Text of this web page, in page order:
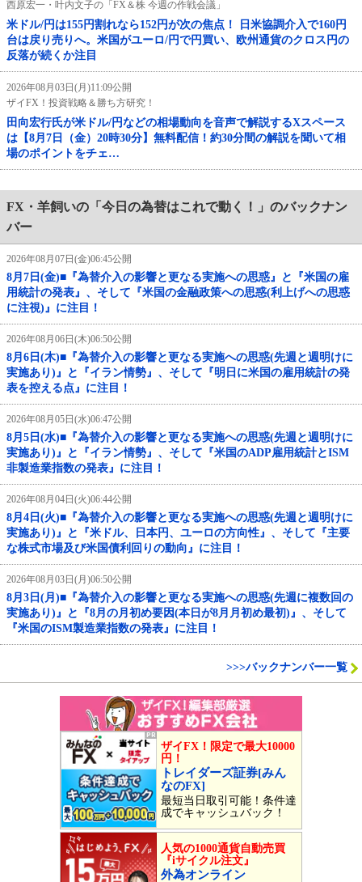
西原宏一・叶内文子の「FX＆株 今週の作戦会議」
米ドル/円は155円割れなら152円が次の焦点！ 日米協調介入で160円
台は戻り売りへ。米国がユーロ/円で円買い、欧州通貨のクロス円の
反落が続くか注目
2026年08月03日(月)11:09公開
ザイFX！投資戦略＆勝ち方研究！
田向宏行氏が米ドル/円などの相場動向を音声で解説するXスペース
は【8月7日（金）20時30分】無料配信！約30分間の解説を聞いて相
場のポイントをチェ…
FX・羊飼いの「今日の為替はこれで動く！」のバックナン
バー
2026年08月07日(金)06:45公開
8月7日(金)■『為替介入の影響と更なる実施への思惑』と『米国の雇
用統計の発表』、そして『米国の金融政策への思惑(利上げへの思惑
に注視)』に注目！
2026年08月06日(木)06:50公開
8月6日(木)■『為替介入の影響と更なる実施への思惑(先週と週明けに
実施あり)』と『イラン情勢』、そして『明日に米国の雇用統計の発
表を控える点』に注目！
2026年08月05日(水)06:47公開
8月5日(水)■『為替介入の影響と更なる実施への思惑(先週と週明けに
実施あり)』と『イラン情勢』、そして『米国のADP雇用統計とISM
非製造業指数の発表』に注目！
2026年08月04日(火)06:44公開
8月4日(火)■『為替介入の影響と更なる実施への思惑(先週と週明けに
実施あり)』と『米ドル、日本円、ユーロの方向性』、そして『主要
な株式市場及び米国債利回りの動向』に注目！
2026年08月03日(月)06:50公開
8月3日(月)■『為替介入の影響と更なる実施への思惑(先週に複数回の
実施あり)』と『8月の月初め要因(本日が8月月初め最初)』、そして
『米国のISM製造業指数の発表』に注目！
>>>バックナンバー一覧
ザイFX！限定で最大10000
円！
トレイダーズ証券[みん
なのFX]
最短当日取引可能！条件達
成でキャッシュバック！
人気の1000通貨自動売買
『iサイクル注文』
外為オンライン